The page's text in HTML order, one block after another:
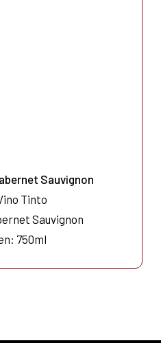
Sauvignon
Tinto
Sauvignon
750ml